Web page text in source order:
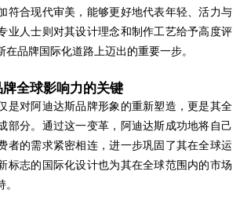
符合现代审美，能够更好地代表年轻、活力与
业人士则对其设计理念和制作工艺给予高度评
品牌国际化道路上迈出的重要一步。
全球影响力的关键
是对阿迪达斯品牌形象的重新塑造，更是其全
部分。通过这一变革，阿迪达斯成功地将自己
者的需求紧密相连，进一步巩固了其在全球运
标志的国际化设计也为其在全球范围内的市场